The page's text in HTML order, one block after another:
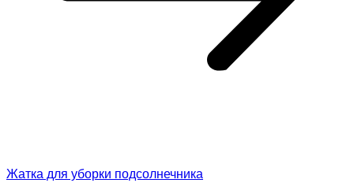
Жатка для уборки подсолнечника